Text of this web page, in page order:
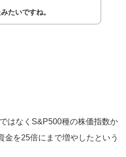
たいですね。
はなくS&P500種の株価指数か
金を25倍にまで増やしたという